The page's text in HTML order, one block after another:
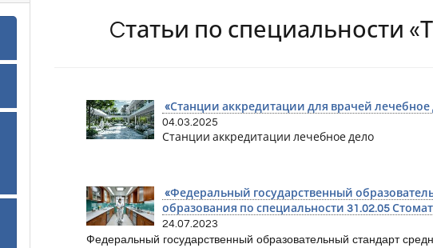
Cтатьи по специальности
«Станции аккредитации для врачей лечебное
04.03.2025
Станции аккредитации лечебное дело
«Федеральный государственный
образования по специальности 31.02.05
24.07.2023
Федеральный государственный образовательный стандарт